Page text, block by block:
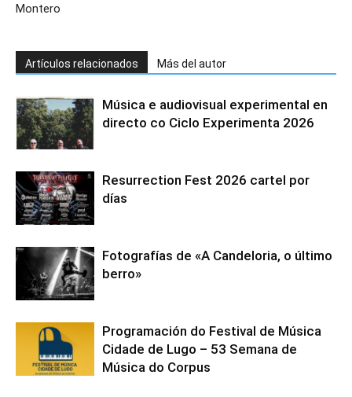
Montero
Artículos relacionados Más del autor
Música e audiovisual experimental en
directo co Ciclo Experimenta 2026
Resurrection Fest 2026 cartel por
días
Fotografías de «A Candeloria, o último
berro»
Programación do Festival de Música
Cidade de Lugo – 53 Semana de
Música do Corpus